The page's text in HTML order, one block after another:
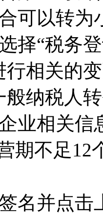
可以转为
择“税务
行相关的
般纳税人
业相关信
期不足
名并点击